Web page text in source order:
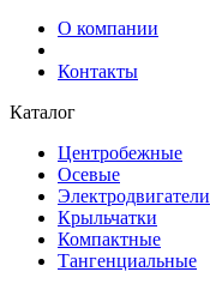
О компании
Контакты
Каталог
Центробежные
Осевые
Электродвигатели
Крыльчатки
Компактные
Тангенциальные